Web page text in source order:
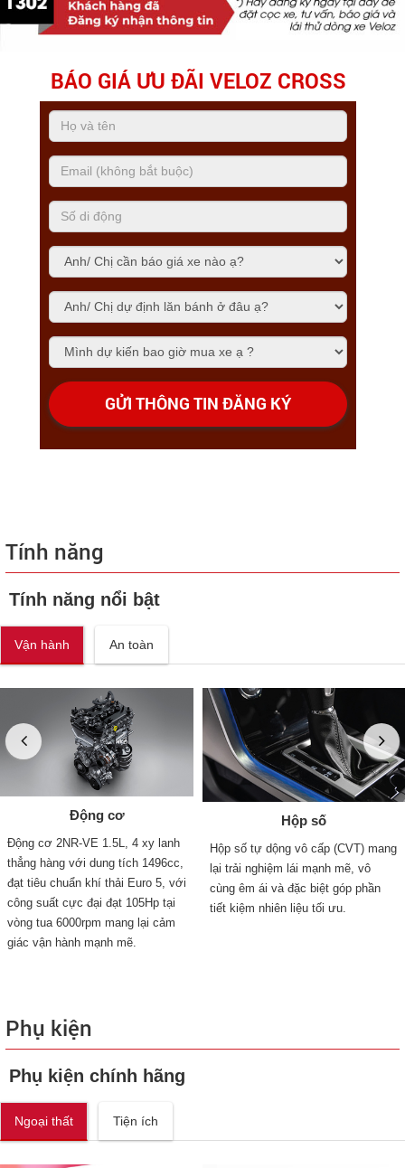
BÁO GIÁ ƯU ĐÃI VELOZ CROSS
GỬI THÔNG TIN ĐĂNG KÝ
Tính năng
Tính năng nổi bật
Vận hành An toàn
Động cơ
Động cơ 2NR-VE 1.5L, 4 xy lanh
thẳng hàng với dung tích 1496cc,
đạt tiêu chuẩn khí thải Euro 5, với
công suất cực đại đạt 105Hp tại
vòng tua 6000rpm mang lại cảm
giác vận hành mạnh mẽ.
Hộp số
Hộp số tự dộng vô cấp (CVT) mang
lại trải nghiệm lái mạnh mẽ, vô
cùng êm ái và đặc biệt góp phần
tiết kiệm nhiên liệu tối ưu.
Phụ kiện
Phụ kiện chính hãng
Ngoại thất Tiện ích